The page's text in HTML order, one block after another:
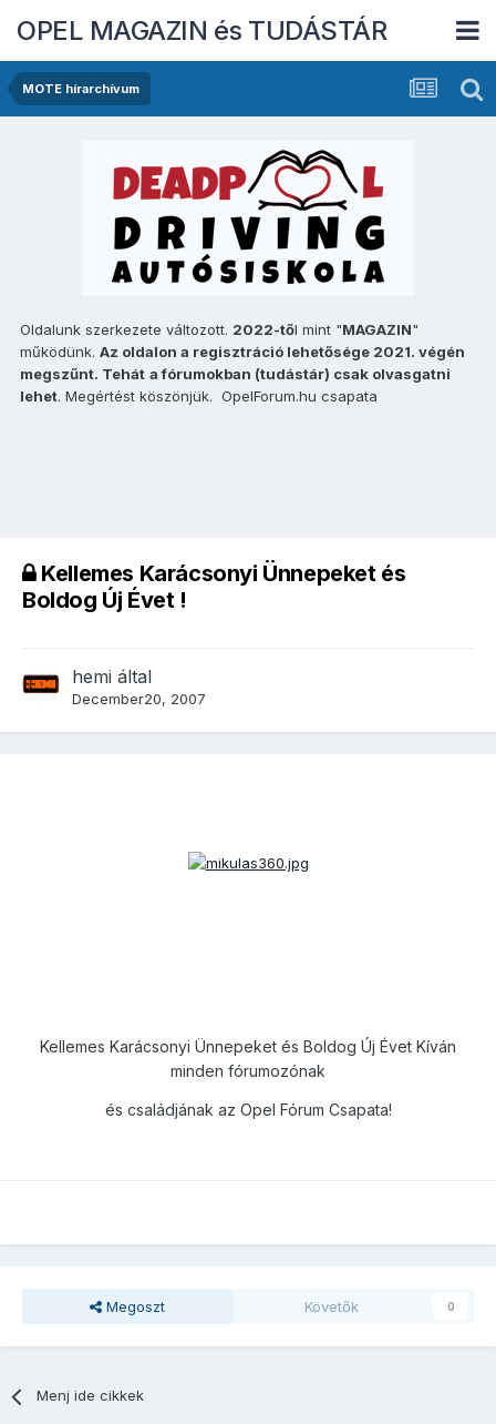
OPEL MAGAZIN és TUDÁSTÁR
MOTE hírarchívum
Oldalunk szerkezete változott. 2022-től mint "MAGAZIN"
működünk. Az oldalon a regisztráció lehetősége 2021. végén
megszűnt. Tehát a fórumokban (tudástár) csak olvasgatni
lehet. Megértést köszönjük. OpelForum.hu csapata
Kellemes Karácsonyi Ünnepeket és
Boldog Új Évet !
hemi által
December20, 2007
Kellemes Karácsonyi Ünnepeket és Boldog Új Évet Kíván
minden fórumozónak
és családjának az Opel Fórum Csapata!
Megoszt Követők 0
Menj ide cikkek